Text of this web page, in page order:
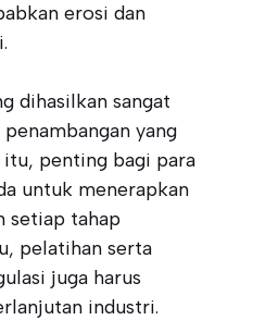
erosi dan
dihasilkan sangat
yang
itu, penting bagi para
untuk menerapkan
setiap tahap
pelatihan serta
juga harus
industri.